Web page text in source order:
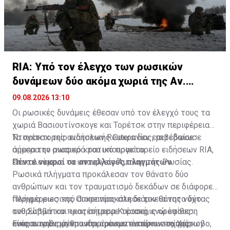
RIA: Υπό τον έλεγχο των ρωσικών
δυνάμεων δύο ακόμα χωριά της Αν.
Ουκρανίας
09.08.2026 13:10
Οι ρωσικές δυνάμεις έθεσαν υπό τον έλεγχό τους τα
χωριά Βασιουτίνσκογε και Τορέτσκ στην περιφέρεια
Ντονέτσκ της ανατολικής Ουκρανίας, μετέδωσε
σήμερα το ρωσικό κρατικό πρακτορείο ειδήσεων RIA,
επικαλούμενο το υπουργείο Άμυνας της Ρωσίας.
Το πρακτορείο ειδήσεων Reuters δεν επιβεβαίωσε
άμεσα την αναφορά του υπουργείου.
Πέντε νεκροί σε ανταλλαγές πληγμάτων
Ρωσικά πλήγματα προκάλεσαν τον θάνατο δύο
ανθρώπων και τον τραυματισμό δεκάδων σε διάφορες
περιφέρειες της Ουκρανίας στη διάρκεια της νύχτας
του Σαββάτου προς σήμερα Κυριακή, ενώ επίθεση
ουκρανικών μη επανδρωμένων εναέριων οχημάτων
Πλήγμα ρωσικού drone προκάλεσε τον θάνατο δύο
ανθρώπων και «κατέστρεψε τέσσερις ορόφους
ενός συνηθισμένου κτιρίου κατοικιών» στο Χάρκοβο,
Είκοσι τρεις άνθρωποι τραυματίστηκαν επίσης,